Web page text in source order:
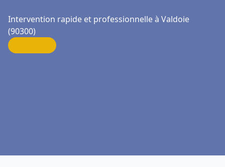
Intervention rapide et professionnelle à Valdoie
(90300)